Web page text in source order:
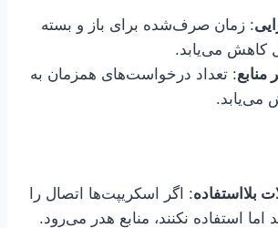
: زمان صرف‌شده برای باز و بسته
کاهش می‌یابد.
منابع: تعداد درخواست‌های همزمان به
می‌یابد.
بلااستفاده: اگر اسکریپت‌ها اتصال را
اما استفاده نکنند، منابع هدر می‌رود.